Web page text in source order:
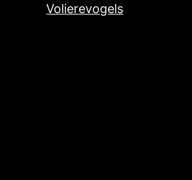
Volierevogels